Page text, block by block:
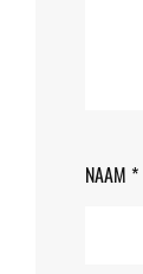
NAAM *